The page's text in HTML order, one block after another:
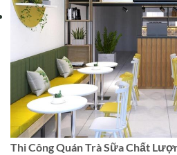
Thi Công Quán Trà Sữa Chất